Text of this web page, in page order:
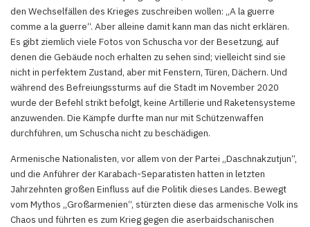
den Wechselfällen des Krieges zuschreiben wollen: „A la guerre
comme a la guerre“. Aber alleine damit kann man das nicht erklären.
Es gibt ziemlich viele Fotos von Schuscha vor der Besetzung, auf
denen die Gebäude noch erhalten zu sehen sind; vielleicht sind sie
nicht in perfektem Zustand, aber mit Fenstern, Türen, Dächern. Und
während des Befreiungssturms auf die Stadt im November 2020
wurde der Befehl strikt befolgt, keine Artillerie und Raketensysteme
anzuwenden. Die Kämpfe durfte man nur mit Schützenwaffen
durchführen, um Schuscha nicht zu beschädigen.
Armenische Nationalisten, vor allem von der Partei „Daschnakzutjun“,
und die Anführer der Karabach-Separatisten hatten in letzten
Jahrzehnten großen Einfluss auf die Politik dieses Landes. Bewegt
vom Mythos „Großarmenien“, stürzten diese das armenische Volk ins
Chaos und führten es zum Krieg gegen die aserbaidschanischen